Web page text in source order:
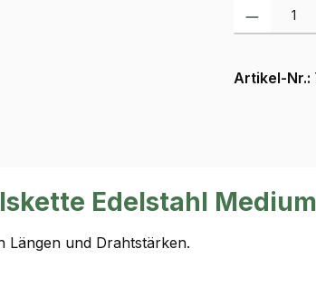
Produkt
Artikel-Nr.:
Edelstahl
Längen und Drahtstärken.